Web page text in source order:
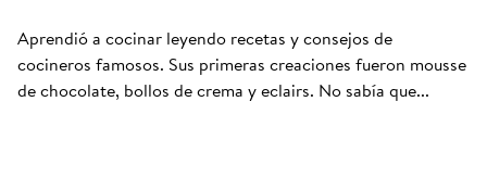
Aprendió a cocinar leyendo recetas y consejos de
cocineros famosos. Sus primeras creaciones fueron mousse
de chocolate, bollos de crema y eclairs. No sabía que...